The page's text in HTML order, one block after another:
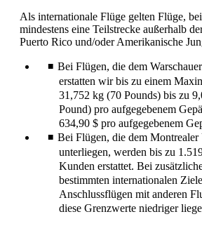
Als internationale Flüge gelten Flüge,
mindestens eine Teilstrecke außerhalb
Puerto Rico und/oder Amerikanische
Bei Flügen, die dem
erstatten wir bis zu einem
31,752 kg (70 Pounds) bis zu
Pound) pro aufgegebenem
634,90 $ pro aufgegebenem
Bei Flügen, die dem Montrealer
unterliegen, werden bis zu
Kunden erstattet. Bei
bestimmten internationalen
Anschlussflügen mit anderen
diese Grenzwerte niedriger